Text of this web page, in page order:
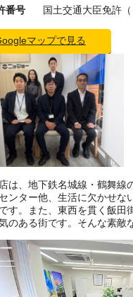
番号 国土交通大臣免許
マップで見る
は、地下鉄名城線・鶴舞線
ンター他、生活に欠かせ
す。また、東西を貫く飯田
のある街です。そんな素敵